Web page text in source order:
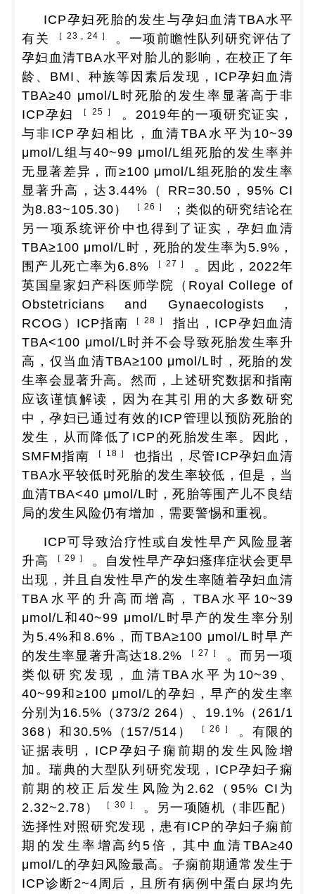
ICP孕妇死胎的发生与孕妇血清TBA水平
有关
［ 23 , 24 ］
。一项前瞻性队列研究评估了
孕妇血清TBA水平对胎儿的影响，在校正了年
龄、BMI、种族等因素后发现，ICP孕妇血清
TBA≥40 μmol/L时死胎的发生率显著高于非
ICP孕妇
［ 25 ］
。2019年的一项研究证实，
与非ICP孕妇相比，血清TBA水平为10~39
μmol/L组与40~99 μmol/L组死胎的发生率并
无显著差异，而≥100 μmol/L组死胎的发生率
显著升高，达3.44%（ RR=30.50，95% CI
为8.83~105.30）
［ 26 ］
；类似的研究结论在
另一项系统评价中也得到了证实，孕妇血清
TBA≥100 μmol/L时，死胎的发生率为5.9%，
围产儿死亡率为6.8%
［ 27 ］
。因此，2022年
英国皇家妇产科医师学院（Royal College of
Obstetricians and Gynaecologists，
RCOG）ICP指南 ［ 28 ］
指出，ICP孕妇血清
TBA<100 μmol/L时并不会导致死胎发生率升
高，仅当血清TBA≥100 μmol/L时，死胎的发
生率会显著升高。然而，上述研究数据和指南
应该谨慎解读，因为在其引用的大多数研究
中，孕妇已通过有效的ICP管理以预防死胎的
发生，从而降低了ICP的死胎发生率。因此，
SMFM指南
［ 18 ］
也指出，尽管ICP孕妇血清
TBA水平较低时死胎的发生率较低，但是，当
血清TBA<40 μmol/L时，死胎等围产儿不良结
局的发生风险仍有增加，需要警惕和重视。
ICP可导致治疗性或自发性早产风险显著
升高
［ 29 ］
。自发性早产孕妇瘙痒症状会更早
出现，并且自发性早产的发生率随着孕妇血清
TBA水平的升高而增高，TBA水平10~39
μmol/L和40~99 μmol/L时早产的发生率分别
为5.4%和8.6%，而TBA≥100 μmol/L时早产
的发生率显著升高达18.2%
［ 27 ］
。而另一项
类似研究发现，血清TBA水平为10~39、
40~99和≥100 μmol/L的孕妇，早产的发生率
分别为16.5%（373/2 264）、19.1%（261/1
368）和30.5%（157/514）
［ 26 ］
。有限的
证据表明，ICP孕妇子痫前期的发生风险增
加。瑞典的大型队列研究发现，ICP孕妇子痫
前期的校正后发生风险为2.62（95% CI 为
2.32~2.78）
［ 30 ］
。另一项随机（非匹配）
选择性对照研究发现，患有ICP的孕妇子痫前
期的发生率增高约5倍，其中血清TBA≥40
μmol/L的孕妇风险最高。子痫前期通常发生于
ICP诊断2~4周后，且所有病例中蛋白尿均先